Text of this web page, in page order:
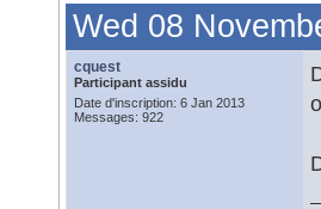
Wed 08
cquest
Participant assidu
Date d'inscription: 6 Jan 2013
Messages: 922